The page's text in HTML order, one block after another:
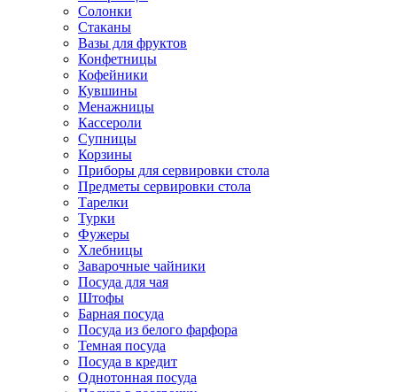
Солонки
Стаканы
Вазы для фруктов
Конфетницы
Кофейники
Кувшины
Менажницы
Кассероли
Супницы
Корзины
Приборы для сервировки стола
Предметы сервировки стола
Тарелки
Турки
Фужеры
Хлебницы
Заварочные чайники
Посуда для чая
Штофы
Барная посуда
Посуда из белого фарфора
Темная посуда
Посуда в кредит
Однотонная посуда